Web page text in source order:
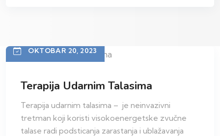
OKTOBAR 20, 2023
Terapija Udarnim Talasima
Terapija udarnim talasima – je neinvazivni
tretman koji koristi visokoenergetske zvučne
talase radi podsticanja zarastanja i ublažavanja